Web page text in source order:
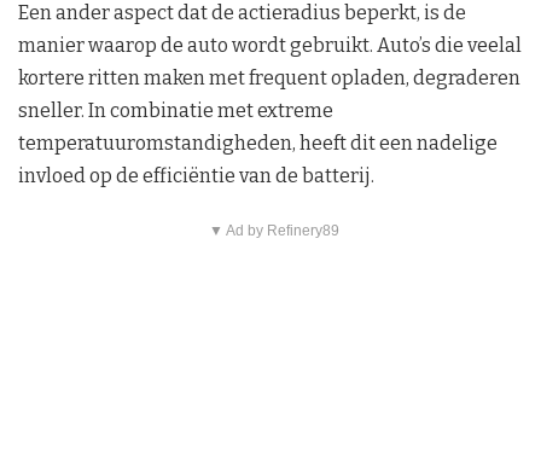
Een ander aspect dat de actieradius beperkt, is de
manier waarop de auto wordt gebruikt. Auto’s die veelal
kortere ritten maken met frequent opladen, degraderen
sneller. In combinatie met extreme
temperatuuromstandigheden, heeft dit een nadelige
invloed op de efficiëntie van de batterij.
▼ Ad by Refinery89